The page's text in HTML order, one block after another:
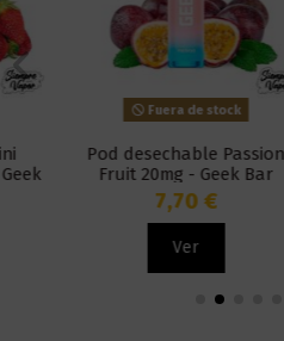
Fuera de stock
Pod desechable Passion
Fruit 20mg - Geek Bar
Disposable Meloso
7,70 €